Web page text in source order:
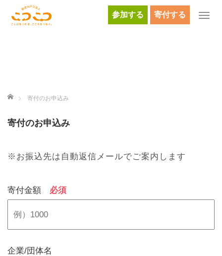
T
参加する 寄付する
ホーム 寄付のお申込み
寄付のお申込み
※お振込先は自動返信メールでご案内します
寄付金額 必須
企業/団体名